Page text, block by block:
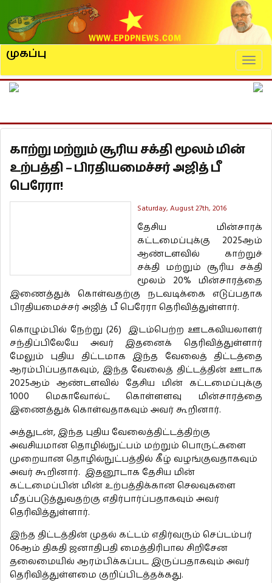
முகப்பு
காற்று மற்றும் சூரிய சக்தி மூலம் மின்
உற்பத்தி – பிரதியமைச்சர் அஜித் பீ
பெரேரா!
Saturday, August 27th, 2016
தேசிய மின்சாரக்
கட்டமைப்புக்கு 2025ஆம்
ஆண்டளவில் காற்றுச்
சக்தி மற்றும் சூரிய சக்தி
மூலம் 20% மின்சாரத்தை
இணைத்துக் கொள்வதற்கு நடவடிக்கை எடுப்பதாக
பிரதியமைச்சர் அஜித் பீ பெரேரா தெரிவித்துள்ளார்.
கொழும்பில் நேற்று (26) இடம்பெற்ற ஊடகவியலாளர்
சந்திப்பிலேயே அவர் இதனைக் தெரிவித்துள்ளார்
மேலும் புதிய திட்டமாக இந்த வேலைத் திட்டத்தை
ஆரம்பிப்பதாகவும், இந்த வேலைத் திட்டத்தின் ஊடாக
2025ஆம் ஆண்டளவில் தேசிய மின் கட்டமைப்புக்கு
1000 மெகாவோல்ட் கொள்ளளவு மின்சாரத்தை
இணைத்துக் கொள்வதாகவும் அவர் கூறினார்.
அத்துடன், இந்த புதிய வேலைத்திட்டத்திற்கு
அவசியமான தொழில்நுட்பம் மற்றும் பொருட்களை
முறையான தொழில்நுட்பத்தில் கீழ் வழங்குவதாகவும்
அவர் கூறினார். இதனூடாக தேசிய மின்
கட்டமைப்பின் மின் உற்பத்திக்கான செலவுகளை
மீதப்படுத்துவதற்கு எதிர்பார்ப்பதாகவும் அவர்
தெரிவித்துள்ளார்.
இந்த திட்டத்தின் முதல் கட்டம் எதிர்வரும் செப்டம்பர்
06ஆம் திகதி ஜனாதிபதி மைத்திரிபால சிறிசேன
தலைமையில் ஆரம்பிக்கப்பட இருப்பதாகவும் அவர்
தெரிவித்துள்ளமை குறிப்பிடத்தக்கது.